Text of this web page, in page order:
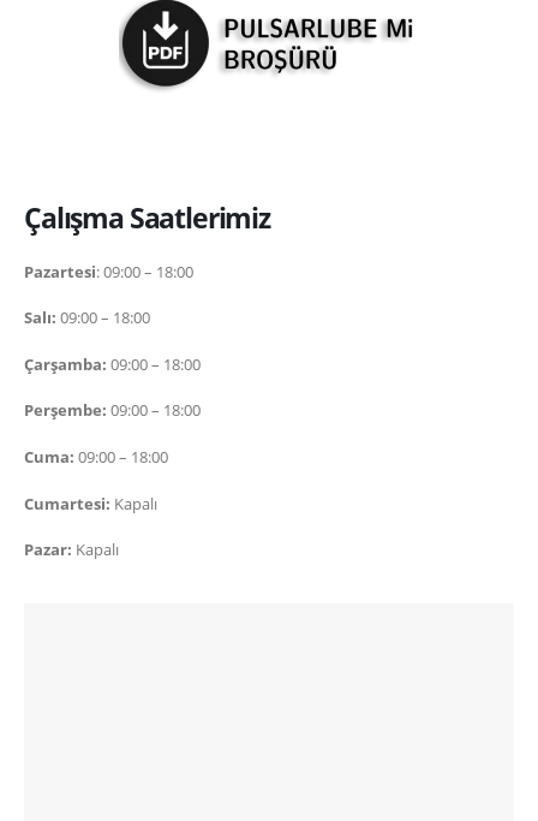
Çalışma Saatlerimiz
Pazartesi: 09:00 – 18:00
Salı: 09:00 – 18:00
Çarşamba: 09:00 – 18:00
Perşembe: 09:00 – 18:00
Cuma: 09:00 – 18:00
Cumartesi: Kapalı
Pazar: Kapalı